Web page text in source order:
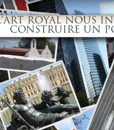
Réflexions
mais tout le monde peut le
ROYAL NOUS
CONSTRUIRE UN